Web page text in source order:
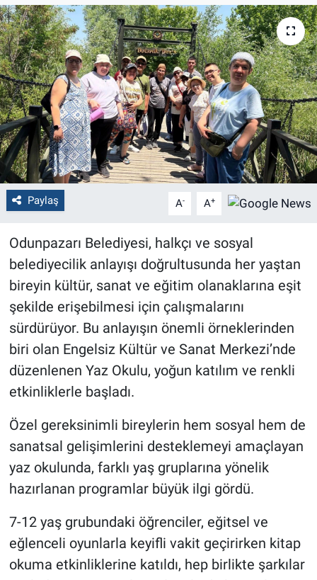
Paylaş A- A+
Odunpazarı Belediyesi, halkçı ve sosyal
belediyecilik anlayışı doğrultusunda her yaştan
bireyin kültür, sanat ve eğitim olanaklarına eşit
şekilde erişebilmesi için çalışmalarını
sürdürüyor. Bu anlayışın önemli örneklerinden
biri olan Engelsiz Kültür ve Sanat Merkezi’nde
düzenlenen Yaz Okulu, yoğun katılım ve renkli
etkinliklerle başladı.
Özel gereksinimli bireylerin hem sosyal hem de
sanatsal gelişimlerini desteklemeyi amaçlayan
yaz okulunda, farklı yaş gruplarına yönelik
hazırlanan programlar büyük ilgi gördü.
7-12 yaş grubundaki öğrenciler, eğitsel ve
eğlenceli oyunlarla keyifli vakit geçirirken kitap
okuma etkinliklerine katıldı, hep birlikte şarkılar
Alış-Veriş/İş dünyası
Kültür Sanat
Politika
Bilecik
Kütahya
Gezi
Genel
Çevre
Yerel
Magazin
Bilim ve Teknoloji